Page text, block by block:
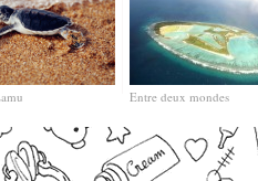
Entre deux mondes